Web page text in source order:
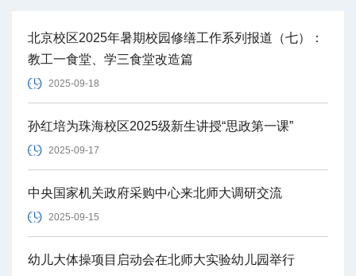
北京校区2025年暑期校园修缮工作系列报道（七）：
教工一食堂、学三食堂改造篇
2025-09-18
孙红培为珠海校区2025级新生讲授“思政第一课”
2025-09-17
中央国家机关政府采购中心来北师大调研交流
2025-09-15
幼儿大体操项目启动会在北师大实验幼儿园举行